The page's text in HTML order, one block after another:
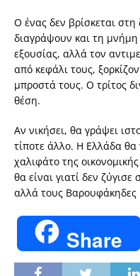
Ο ένας δεν βρίσκεται
διαγράψουν και τη μνήμη
εξουσίας, αλλά τον
από κεφάλι τους,
μπροστά τους. Ο τρίτος
θέση.
Αν νικήσει, θα γράψει
τίποτε άλλο. Η Ελλάδα θα
χαλιφάτο της
θα είναι γιατί δεν
αλλά τους
Share